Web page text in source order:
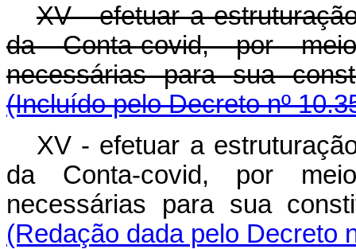
XV - efetuar a
da Conta-covid, por
necessárias para sua
(Incluído pelo Decreto nº
XV - efetuar a
da Conta-covid, por
necessárias para sua
(Redação dada pelo Decreto